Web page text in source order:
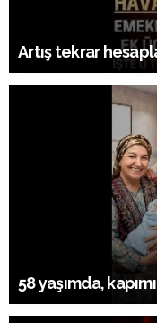
Artış tekrar
58 yaşımda,